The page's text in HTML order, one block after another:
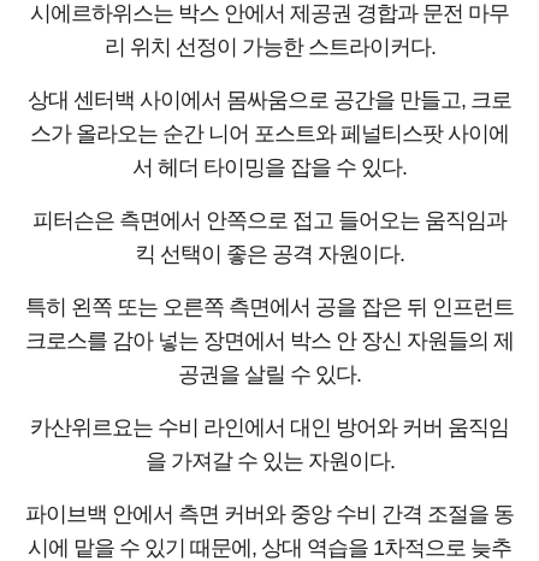
시에르하위스는 박스 안에서 제공권 경합과 문전 마무
리 위치 선정이 가능한 스트라이커다.
상대 센터백 사이에서 몸싸움으로 공간을 만들고, 크로
스가 올라오는 순간 니어 포스트와 페널티스팟 사이에
서 헤더 타이밍을 잡을 수 있다.
피터슨은 측면에서 안쪽으로 접고 들어오는 움직임과
킥 선택이 좋은 공격 자원이다.
특히 왼쪽 또는 오른쪽 측면에서 공을 잡은 뒤 인프런트
크로스를 감아 넣는 장면에서 박스 안 장신 자원들의 제
공권을 살릴 수 있다.
카산위르요는 수비 라인에서 대인 방어와 커버 움직임
을 가져갈 수 있는 자원이다.
파이브백 안에서 측면 커버와 중앙 수비 간격 조절을 동
시에 맡을 수 있기 때문에, 상대 역습을 1차적으로 늦추